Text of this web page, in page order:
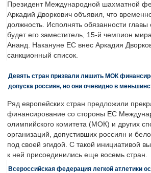
Президент Международной шахматной
Аркадий Дворкович объявил, что
должность. Исполнять обязанности главы
будет его заместитель, 15-й чемпион
Ананд. Накануне ЕС внес Аркадия
санкционный список.
Девять стран призвали лишить МОК
допуска россиян, но они очевидно в
Ряд европейских стран предложили
финансирование со стороны ЕС
олимпийского комитета (МОК) и других
организаций, допустивших россиян и
под своей эгидой. С такой инициативой
к ней присоединились еще восемь стран.
Всероссийская федерация легкой атлетики